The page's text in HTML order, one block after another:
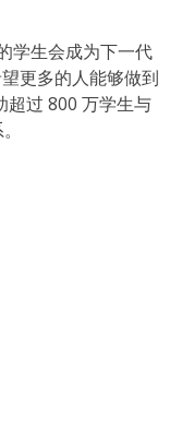
学生会成为下一代
更多的人能够做到
超过 800 万学生与